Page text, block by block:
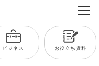
ビジネス お役立ち資料